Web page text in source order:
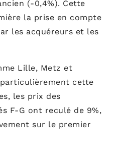
(-0,4%). Cette
la prise en compte
les acquéreurs et les
Lille, Metz et
cette
les prix des
F-G ont reculé de 9%,
sur le premier